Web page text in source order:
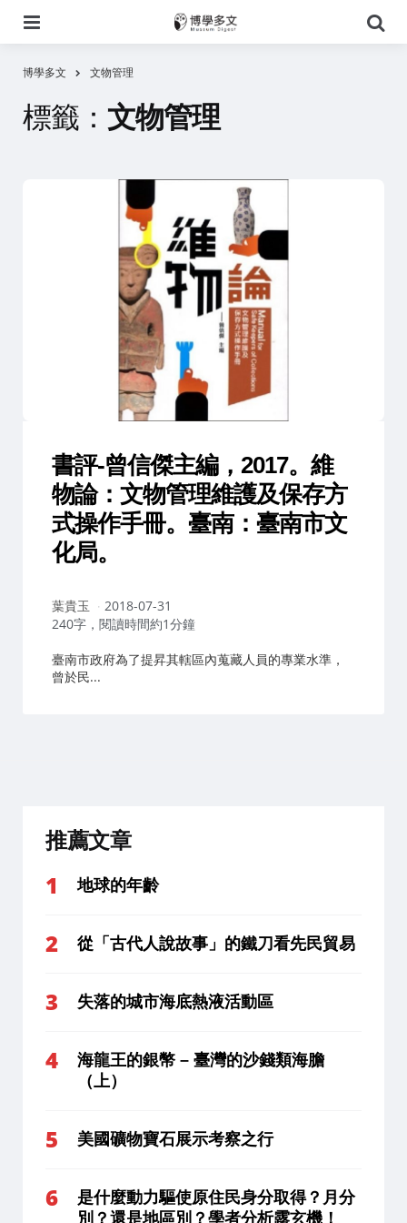
尋
博學多文 文物管理
標籤： 文物管理
書評-曾信傑主編，2017。維
物論：文物管理維護及保存方
式操作手冊。臺南：臺南市文
化局。
作
者：
葉貴玉
2018-07-31
240字，閱讀時間約1分鐘
臺南市政府為了提昇其轄區內蒐藏人員的專業水準，
曾於民...
推薦文章
地球的年齡
從「古代人說故事」的鐵刀看先民貿易
失落的城市海底熱液活動區
海龍王的銀幣 – 臺灣的沙錢類海膽
（上）
美國礦物寶石展示考察之行
是什麼動力驅使原住民身分取得？月分
別？還是地區別？學者分析露玄機！